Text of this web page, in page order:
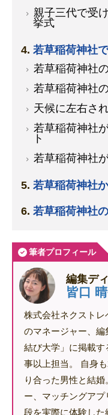
親子三代で受
挙式
若草稲荷神社
若草稲荷神社
若草稲荷神社
天候に左右さ
若草稲荷神社
ト
若草稲荷神社
若草稲荷神社
若草稲荷神社
筆者プロフィール
編集デ
皆口
株式会社ネクスト
のマネージャー、
結び大学」に掲載
事以上担当。 自身
り合った男性と結
ー、マッチングア
段を実際に体験し